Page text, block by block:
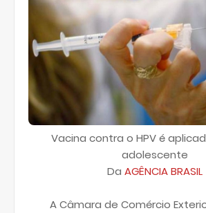
Vacina contra o HPV é
adolescente
Da AGÊNCIA BRASIL
A Câmara de Comércio